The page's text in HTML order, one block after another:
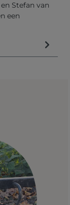
Stefan van
een